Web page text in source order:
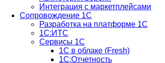
Интеграция с маркетплейсами
Сопровождение 1С
Разработка на платформе 1С
1С:ИТС
Сервисы 1С
1С в облаке (Fresh)
1С:Отчетность